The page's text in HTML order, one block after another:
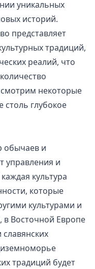
уникальных
историй.
представляет
традиций,
реалий, что
некоторые
столь глубокое
обычаев и
управления и
культура
которые
культурами и
Восточной Европе
традиций будет